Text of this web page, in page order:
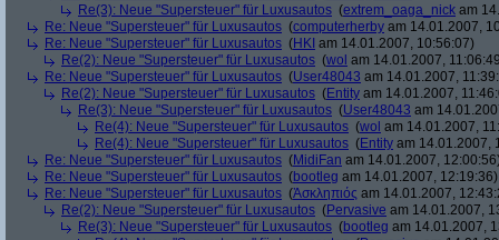
Re(3): Neue "Supersteuer" für Luxusautos (extrem_oaga_nick am
Re: Neue "Supersteuer" für Luxusautos (computerherby am 14.01.2007,
Re: Neue "Supersteuer" für Luxusautos (HKI am 14.01.2007, 10:56:07)
Re(2): Neue "Supersteuer" für Luxusautos (wol am 14.01.2007,
Re: Neue "Supersteuer" für Luxusautos (User48043 am 14.01.2007,
Re(2): Neue "Supersteuer" für Luxusautos (Entity am 14.01.2007,
Re(3): Neue "Supersteuer" für Luxusautos (User48043 am
Re(4): Neue "Supersteuer" für Luxusautos (wol am 14.01.2007,
Re(4): Neue "Supersteuer" für Luxusautos (Entity am 14.01.2007,
Re: Neue "Supersteuer" für Luxusautos (MidiFan am 14.01.2007,
Re: Neue "Supersteuer" für Luxusautos (bootleg am 14.01.2007, 12:19:36)
Re: Neue "Supersteuer" für Luxusautos (Ἀσκληπιός am 14.01.2007,
Re(2): Neue "Supersteuer" für Luxusautos (Pervasive am 14.01.2007,
Re(3): Neue "Supersteuer" für Luxusautos (bootleg am 14.01.2007,